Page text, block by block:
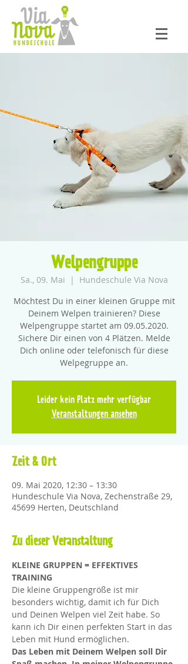
Welpengruppe
Sa., 09. Mai
  |
Hundeschule Via Nova
Möchtest Du in einer kleinen Gruppe mit
Deinem Welpen trainieren? Diese
Welpengruppe startet am 09.05.2020.
Sichere Dir einen von 4 Plätzen. Melde
Dich online oder telefonisch für diese
Welpegruppe an.
Leider kein Platz mehr verfügbar
Veranstaltungen ansehen
Zeit & Ort
09. Mai 2020, 12:30 – 13:30
Hundeschule Via Nova, Zechenstraße 29,
45699 Herten, Deutschland
Zu dieser Veranstaltung
KLEINE GRUPPEN = EFFEKTIVES
TRAINING
Die kleine Gruppengröße ist mir
besonders wichtig, damit ich für Dich
und Deinen Welpen viel Zeit habe. So
kann ich Dir einen perfekten Start in das
Leben mit Hund ermöglichen.
Das Leben mit Deinem Welpen soll Dir